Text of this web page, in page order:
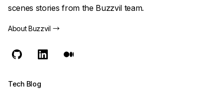
scenes stories from the Buzzvil team.
About Buzzvil →
Tech Blog